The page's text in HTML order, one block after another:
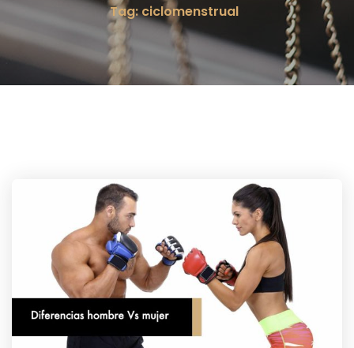
Tag: ciclomenstrual